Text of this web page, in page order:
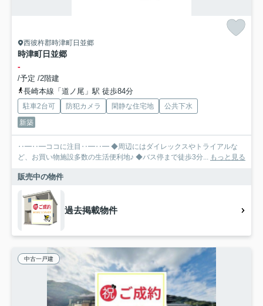
西彼杵郡時津町日並郷
時津町日並郷
-
/予定 /2階建
長崎本線「道ノ尾」駅 徒歩84分
駐車2台可 防犯カメラ 閑静な住宅地
公共下水
新築
‥━‥━ココに注目‥━‥━ ◆周辺にはダイレックスやトライアルな
ど、お買い物施設多数の生活便利地♪ ◆バス停まで徒歩3分... もっと見る
販売中の物件
過去掲載物件
中古一戸建